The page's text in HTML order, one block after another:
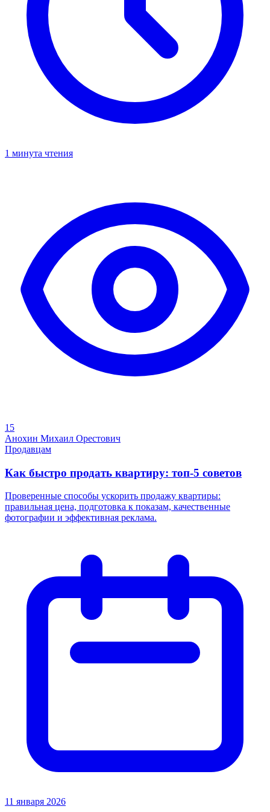
1 минута чтения
15
Анохин Михаил Орестович
Продавцам
Как быстро продать квартиру: топ-5 советов
Проверенные способы ускорить продажу квартиры:
правильная цена, подготовка к показам, качественные
фотографии и эффективная реклама.
11 января 2026